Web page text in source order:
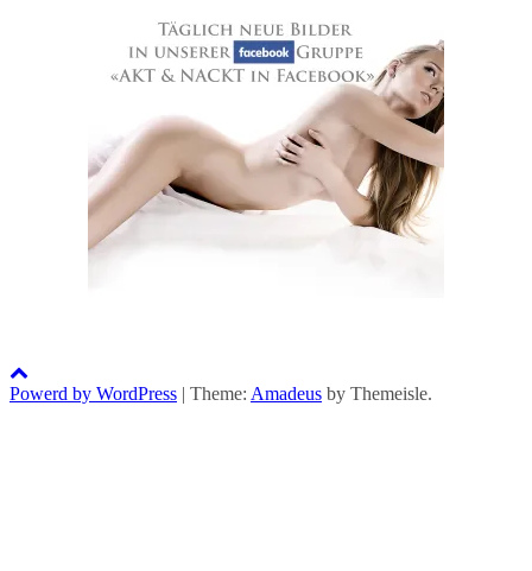
Powerd by WordPress | Theme: Amadeus by Themeisle.